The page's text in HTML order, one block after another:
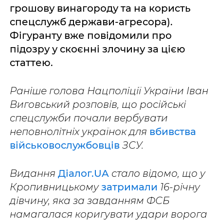
грошову винагороду та на користь
спецслужб держави-агресора).
Фігуранту вже повідомили про
підозру у скоєнні злочину за цією
статтею.
Раніше голова Нацполіції України Іван
Виговський розповів, що російські
спецслужби почали вербувати
неповнолітніх українок для вбивства
військовослужбовців ЗСУ.
Видання Діалог.UA стало відомо, що у
Кропивницькомузатримали 16-річну
дівчину, яка за завданням ФСБ
намагалася коригувати удари ворога